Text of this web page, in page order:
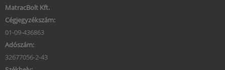
MatracBolt Kft.
Cégjegyzékszám:
01-09-436863
Adószám:
32677056-2-43